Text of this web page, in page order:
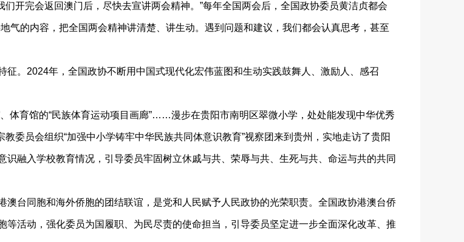
开完会返回澳门后，尽快去宣讲两会精神。”每年全国两会后，全国政协委员黄洁贞都会
气的内容，把全国两会精神讲清楚、讲生动。遇到问题和建议，我们都会认真思考，甚至
。2024年，全国政协不断用中国式现代化宏伟蓝图和生动实践鼓舞人、激励人、感召
育馆的“民族体育运动项目画廊”……漫步在贵阳市南明区翠微小学，处处能发现中华优秀
委员会组织“加强中小学铸牢中华民族共同体意识教育”视察团来到贵州，实地走访了贵阳
融入学校教育情况，引导委员牢固树立休戚与共、荣辱与共、生死与共、命运与共的共同
台同胞和海外侨胞的团结联谊，是党和人民赋予人民政协的光荣职责。全国政协港澳台侨
活动，强化委员为国履职、为民尽责的使命担当，引导委员坚定进一步全面深化改革、推